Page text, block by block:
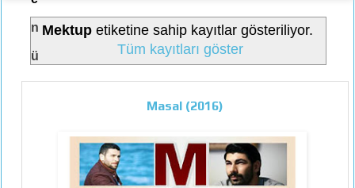
n
ü
Mektup etiketine sahip kayıtlar gösteriliyor.
Tüm kayıtları göster
Masal (2016)